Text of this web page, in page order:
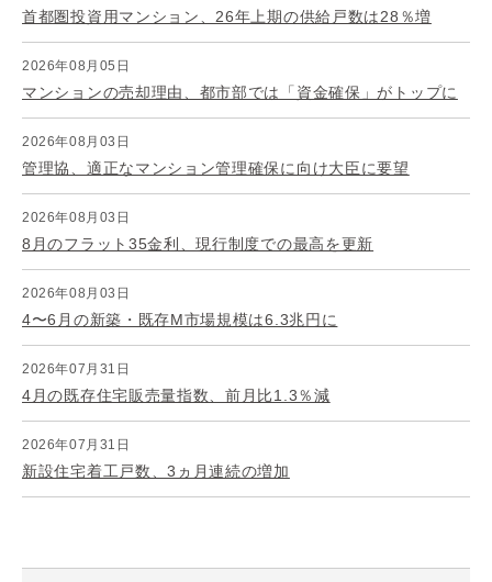
首都圏投資用マンション、26年上期の供給戸数は28％増
2026年08月05日
マンションの売却理由、都市部では「資金確保」がトップに
2026年08月03日
管理協、適正なマンション管理確保に向け大臣に要望
2026年08月03日
8月のフラット35金利、現行制度での最高を更新
2026年08月03日
4〜6月の新築・既存M市場規模は6.3兆円に
2026年07月31日
4月の既存住宅販売量指数、前月比1.3％減
2026年07月31日
新設住宅着工戸数、3ヵ月連続の増加